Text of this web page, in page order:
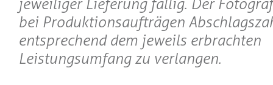
jeweiliger Lieferung fällig. Der
bei Produktionsaufträgen
entsprechend dem jeweils erbrachten
Leistungsumfang zu verlangen.